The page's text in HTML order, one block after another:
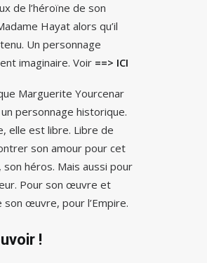
de l’héroïne de son
Hayat alors qu’il
Un personnage
imaginaire. Voir ==> ICI
Marguerite Yourcenar
personnage historique.
elle est libre. Libre de
son amour pour cet
son héros. Mais aussi pour
Pour son œuvre et
œuvre, pour l’Empire.
!